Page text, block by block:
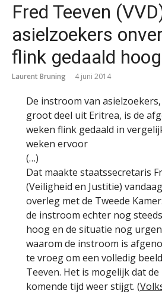
Fred Teeven
asielzoekers
flink gedaald hoog
Laurent Bruning 4 juni 2014
De instroom van
groot deel uit Eritrea, is de
weken flink gedaald in
weken ervoor
(…)
Dat maakte staatssecretaris
(Veiligheid en Justitie)
overleg met de Tweede
de instroom echter nog
hoog en de situatie nog
waarom de instroom is
te vroeg om een volledig
Teeven. Het is mogelijk dat
komende tijd weer stijgt. (